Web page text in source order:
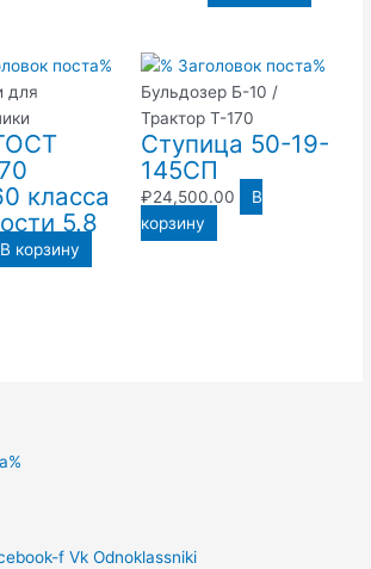
для
класса
5.8
В корзину
Бульдозер Б-10 /
Трактор Т-170
Ступица 50-19-
145СП
₽24,500.00
В
корзину
f Vk Odnoklassniki